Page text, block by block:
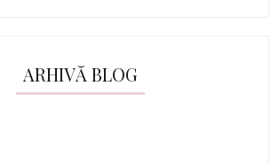
ARHIVĂ BLOG